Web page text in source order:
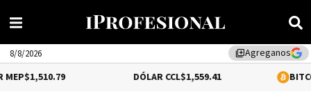
library_addAgreganos
8/8/2026
$1,559.41 0.12%